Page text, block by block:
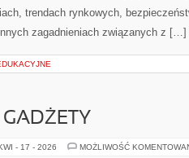
trendach rynkowych,
zagadnieniach związanych z […]
- 17 - 2026 MOŻLIWOŚĆ